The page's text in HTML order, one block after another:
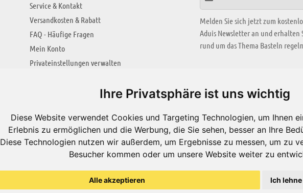
Ihre Privatsphäre ist uns wichtig
Diese Website verwendet Cookies und Targeting Technologien, um Ihnen
Erlebnis zu ermöglichen und die Werbung, die Sie sehen, besser an Ihre
Diese Technologien nutzen wir außerdem, um Ergebnisse zu messen, um zu
Besucher kommen oder um unsere Website weiter zu
Alle akzeptieren Ich lehne
Service & Kontakt
Versandkosten & Rabatt
FAQ - Häufige Fragen
Mein Konto
Privateinstellungen verwalten
Melden Sie sich jetzt zum
Aduis Newsletter an und
rund um das Thema Basteln
Jobs
Impressum
Datenschutzerklärung
KREATIV ZONE
Alle Videos
Bastelideen
Arbeitsblätter